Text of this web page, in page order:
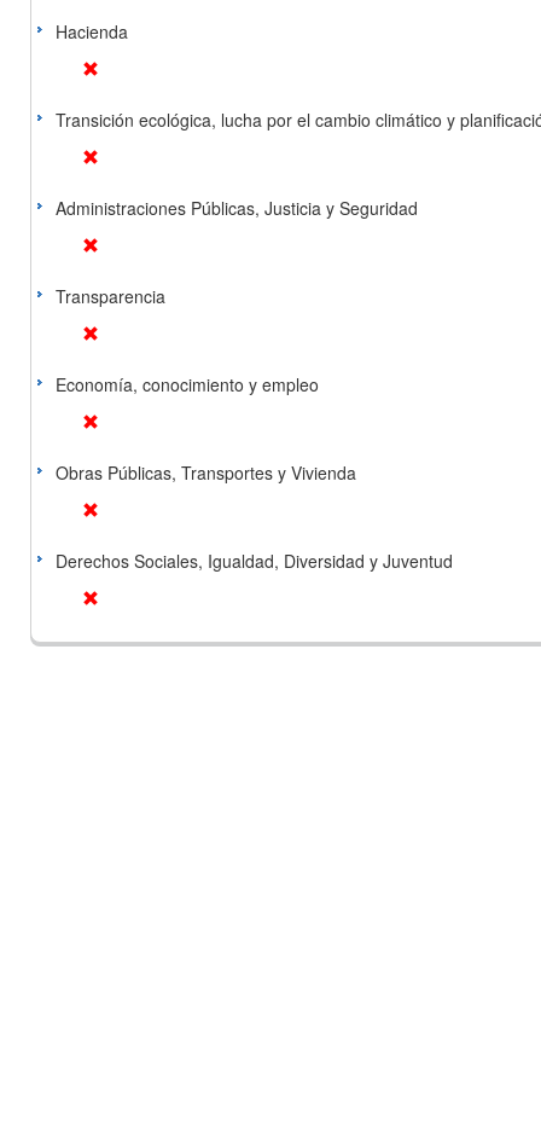
Hacienda
Transición ecológica, lucha por el cambio climático y
Administraciones Públicas, Justicia y Seguridad
Transparencia
Economía, conocimiento y empleo
Obras Públicas, Transportes y Vivienda
Derechos Sociales, Igualdad, Diversidad y Juventud